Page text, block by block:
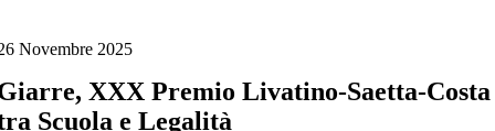
Novembre 2025
XXX Premio Livatino-Saetta-Costa
Scuola e Legalità